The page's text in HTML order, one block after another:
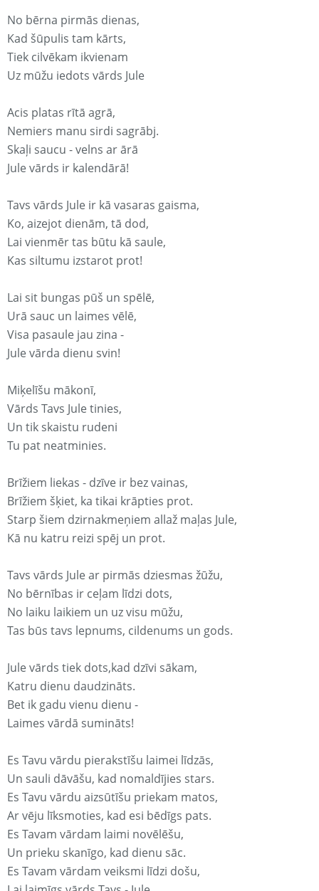
No bērna pirmās dienas,
Kad šūpulis tam kārts,
Tiek cilvēkam ikvienam
Uz mūžu iedots vārds Jule
Acis platas rītā agrā,
Nemiers manu sirdi sagrābj.
Skaļi saucu - velns ar ārā
Jule vārds ir kalendārā!
Tavs vārds Jule ir kā vasaras gaisma,
Ko, aizejot dienām, tā dod,
Lai vienmēr tas būtu kā saule,
Kas siltumu izstarot prot!
Lai sit bungas pūš un spēlē,
Urā sauc un laimes vēlē,
Visa pasaule jau zina -
Jule vārda dienu svin!
Miķelīšu mākonī,
Vārds Tavs Jule tinies,
Un tik skaistu rudeni
Tu pat neatminies.
Brīžiem liekas - dzīve ir bez vainas,
Brīžiem šķiet, ka tikai krāpties prot.
Starp šiem dzirnakmeņiem allaž maļas Jule,
Kā nu katru reizi spēj un prot.
Tavs vārds Jule ar pirmās dziesmas žūžu,
No bērnības ir ceļam līdzi dots,
No laiku laikiem un uz visu mūžu,
Tas būs tavs lepnums, cildenums un gods.
Jule vārds tiek dots,kad dzīvi sākam,
Katru dienu daudzināts.
Bet ik gadu vienu dienu -
Laimes vārdā sumināts!
Es Tavu vārdu pierakstīšu laimei līdzās,
Un sauli dāvāšu, kad nomaldījies stars.
Es Tavu vārdu aizsūtīšu priekam matos,
Ar vēju līksmoties, kad esi bēdīgs pats.
Es Tavam vārdam laimi novēlēšu,
Un prieku skanīgo, kad dienu sāc.
Es Tavam vārdam veiksmi līdzi došu,